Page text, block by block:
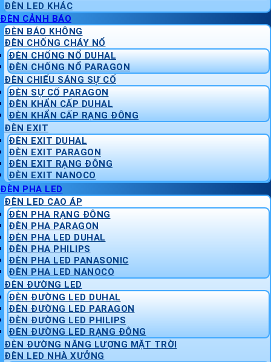
ĐÈN LED KHÁC
ĐÈN CẢNH BÁO
ĐÈN BÁO KHÔNG
ĐÈN CHỐNG CHÁY NỔ
ĐÈN CHỐNG NỔ DUHAL
ĐÈN CHỐNG NỔ PARAGON
ĐÈN CHIẾU SÁNG SỰ CỐ
ĐÈN SỰ CỐ PARAGON
ĐÈN KHẨN CẤP DUHAL
ĐÈN KHẨN CẤP RẠNG ĐÔNG
ĐÈN EXIT
ĐÈN EXIT DUHAL
ĐÈN EXIT PARAGON
ĐÈN EXIT RẠNG ĐÔNG
ĐÈN EXIT NANOCO
ĐÈN PHA LED
ĐÈN LED CAO ÁP
ĐÈN PHA RẠNG ĐÔNG
ĐÈN PHA PARAGON
ĐÈN PHA LED DUHAL
ĐÈN PHA PHILIPS
ĐÈN PHA LED PANASONIC
ĐÈN PHA LED NANOCO
ĐÈN ĐƯỜNG LED
ĐÈN ĐƯỜNG LED DUHAL
ĐÈN ĐƯỜNG LED PARAGON
ĐÈN ĐƯỜNG LED PHILIPS
ĐÈN ĐƯỜNG LED RẠNG ĐÔNG
ĐÈN ĐƯỜNG NĂNG LƯỢNG MẶT TRỜI
ĐÈN LED NHÀ XƯỞNG